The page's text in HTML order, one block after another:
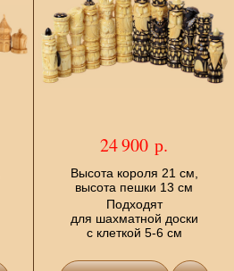
24 900 р.
Высота короля 21 см,
высота пешки 13 см
Подходят
для шахматной доски
с клеткой 5-6 см